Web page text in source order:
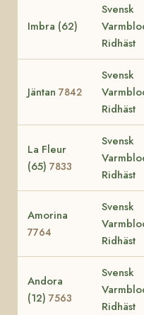
Imbra (62)
Svensk
Ridhäst
Jäntan 7842
Svensk
Ridhäst
La Fleur
(65) 7833
Svensk
Ridhäst
Amorina
7764
Svensk
Ridhäst
Andora
(12) 7563
Svensk
Ridhäst